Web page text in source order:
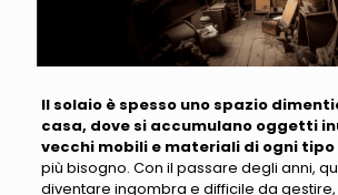
Il solaio è spesso uno spazio
casa, dove si accumulano oggetti
vecchi mobili e materiali di ogni tipo
più bisogno. Con il passare degli anni,
diventare ingombra e difficile da